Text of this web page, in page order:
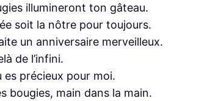
illumineront ton gâteau.
soit la nôtre pour toujours.
un anniversaire merveilleux.
de l’infini.
es précieux pour moi.
bougies, main dans la main.